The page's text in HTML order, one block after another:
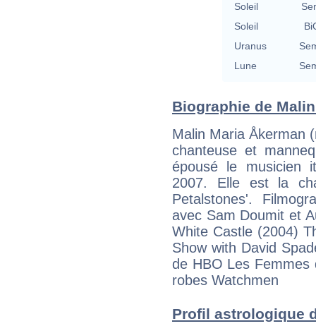
Soleil
Soleil
Uranus
Lune
Biographie de
Malin Maria Åkerman
chanteuse et
épousé le musicien
2007. Elle est la
Petalstones'.
avec Sam Doumit et
White Castle (2004)
Show with David
de HBO Les
robes Watchmen
Profil astrologique